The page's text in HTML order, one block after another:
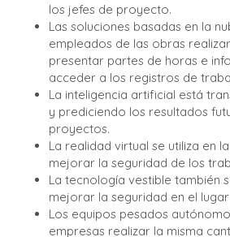
los jefes de proyecto.
Las soluciones basadas en la
empleados de las obras
presentar partes de horas e
acceder a los registros de
La inteligencia artificial está
y prediciendo los resultados
proyectos.
La realidad virtual se utiliza en
mejorar la seguridad de los
La tecnología vestible también
mejorar la seguridad en el
Los equipos pesados
empresas realizar la misma